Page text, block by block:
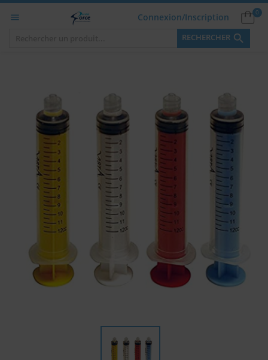
 0
Connexion/Inscription
RECHERCHER 